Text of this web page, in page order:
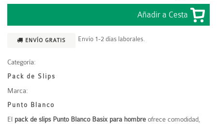
ENVÍO GRATIS Envío 1-2 días laborales.
Categoría:
Pack de Slips
Marca:
Punto Blanco
El pack de slips Punto Blanco Basix para hombre ofrece comodidad,